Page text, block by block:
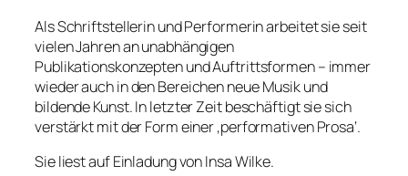
Als Schriftstellerin und Performerin arbeitet sie seit
vielen Jahren an unabhängigen
Publikationskonzepten und Auftrittsformen – immer
wieder auch in den Bereichen neue Musik und
bildende Kunst. In letzter Zeit beschäftigt sie sich
verstärkt mit der Form einer ‚performativen Prosa‘.
Sie liest auf Einladung von Insa Wilke.